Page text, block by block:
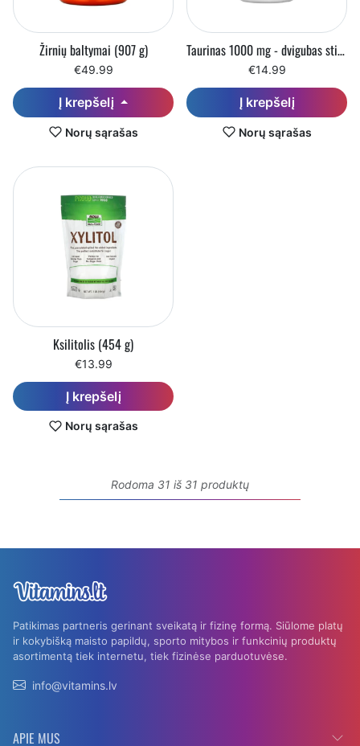
Žirnių baltymai (907 g)
€49.99
Į krepšelį
Norų sąrašas
Taurinas 1000 mg - dvigubas stiprumas (100 kapsulių)
€14.99
Į krepšelį
Norų sąrašas
Ksilitolis (454 g)
€13.99
Į krepšelį
Norų sąrašas
Rodoma 31 iš 31 produktų
Patikimas partneris gerinant sveikatą ir fizinę formą. Siūlome platų
ir kokybišką maisto papildų, sporto mitybos ir funkcinių produktų
asortimentą tiek internetu, tiek fizinėse parduotuvėse.
info@vitamins.lv
APIE MUS